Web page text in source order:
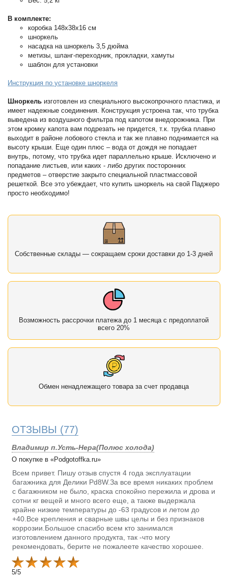
В комплекте:
коробка 148х38x16 см
шноркель
насадка на шноркель 3,5 дюйма
метизы, шланг-переходник, прокладки, хамуты
шаблон для установки
Инструкция по установке шноркеля
Шноркель изготовлен из специального высокопрочного пластика, и
имеет надежные соединения. Конструкция устроена так, что трубка
выведена из воздушного фильтра под капотом внедорожника. При
этом кромку капота вам подрезать не придется, т.к. трубка плавно
выходит в районе лобового стекла и так же плавно поднимается на
высоту крыши. Еще один плюс – вода от дождя не попадает
внутрь, потому, что трубка идет параллельно крыше. Исключено и
попадание листьев, или каких - либо других посторонних
предметов – отверстие закрыто специальной пластмассовой
решеткой. Все это убеждает, что купить шноркель на свой Паджеро
просто необходимо!
Собственные склады — сокращаем сроки доставки до 1-3 дней
Возможность рассрочки платежа до 1 месяца с предоплатой
всего 20%
Обмен ненадлежащего товара за счет продавца
ОТЗЫВЫ (77)
Владимир п.Усть-Нера(Полюс холода)
О покупке в «Podgotoffka.ru»
Всем привет. Пишу отзыв спустя 4 года эксплуатации
багажника для Делики Pd8W.За все время никаких проблем
с багажником не было, краска спокойно пережила и дрова и
сотни кг вещей и много всего еще, а также выдержала
крайне низкие температуры до -63 градусов и летом до
+40.Все крепления и сварные швы целы и без признаков
коррозии.Большое спасибо всем кто занимался
изготовлением данного продукта, так -что могу
рекомендовать, берите не пожалеете качество хорошее.
5/5